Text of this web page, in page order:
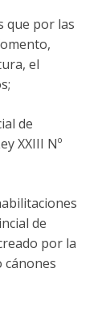
que por las
el
de
XXIII Nº
de
por la
cánones